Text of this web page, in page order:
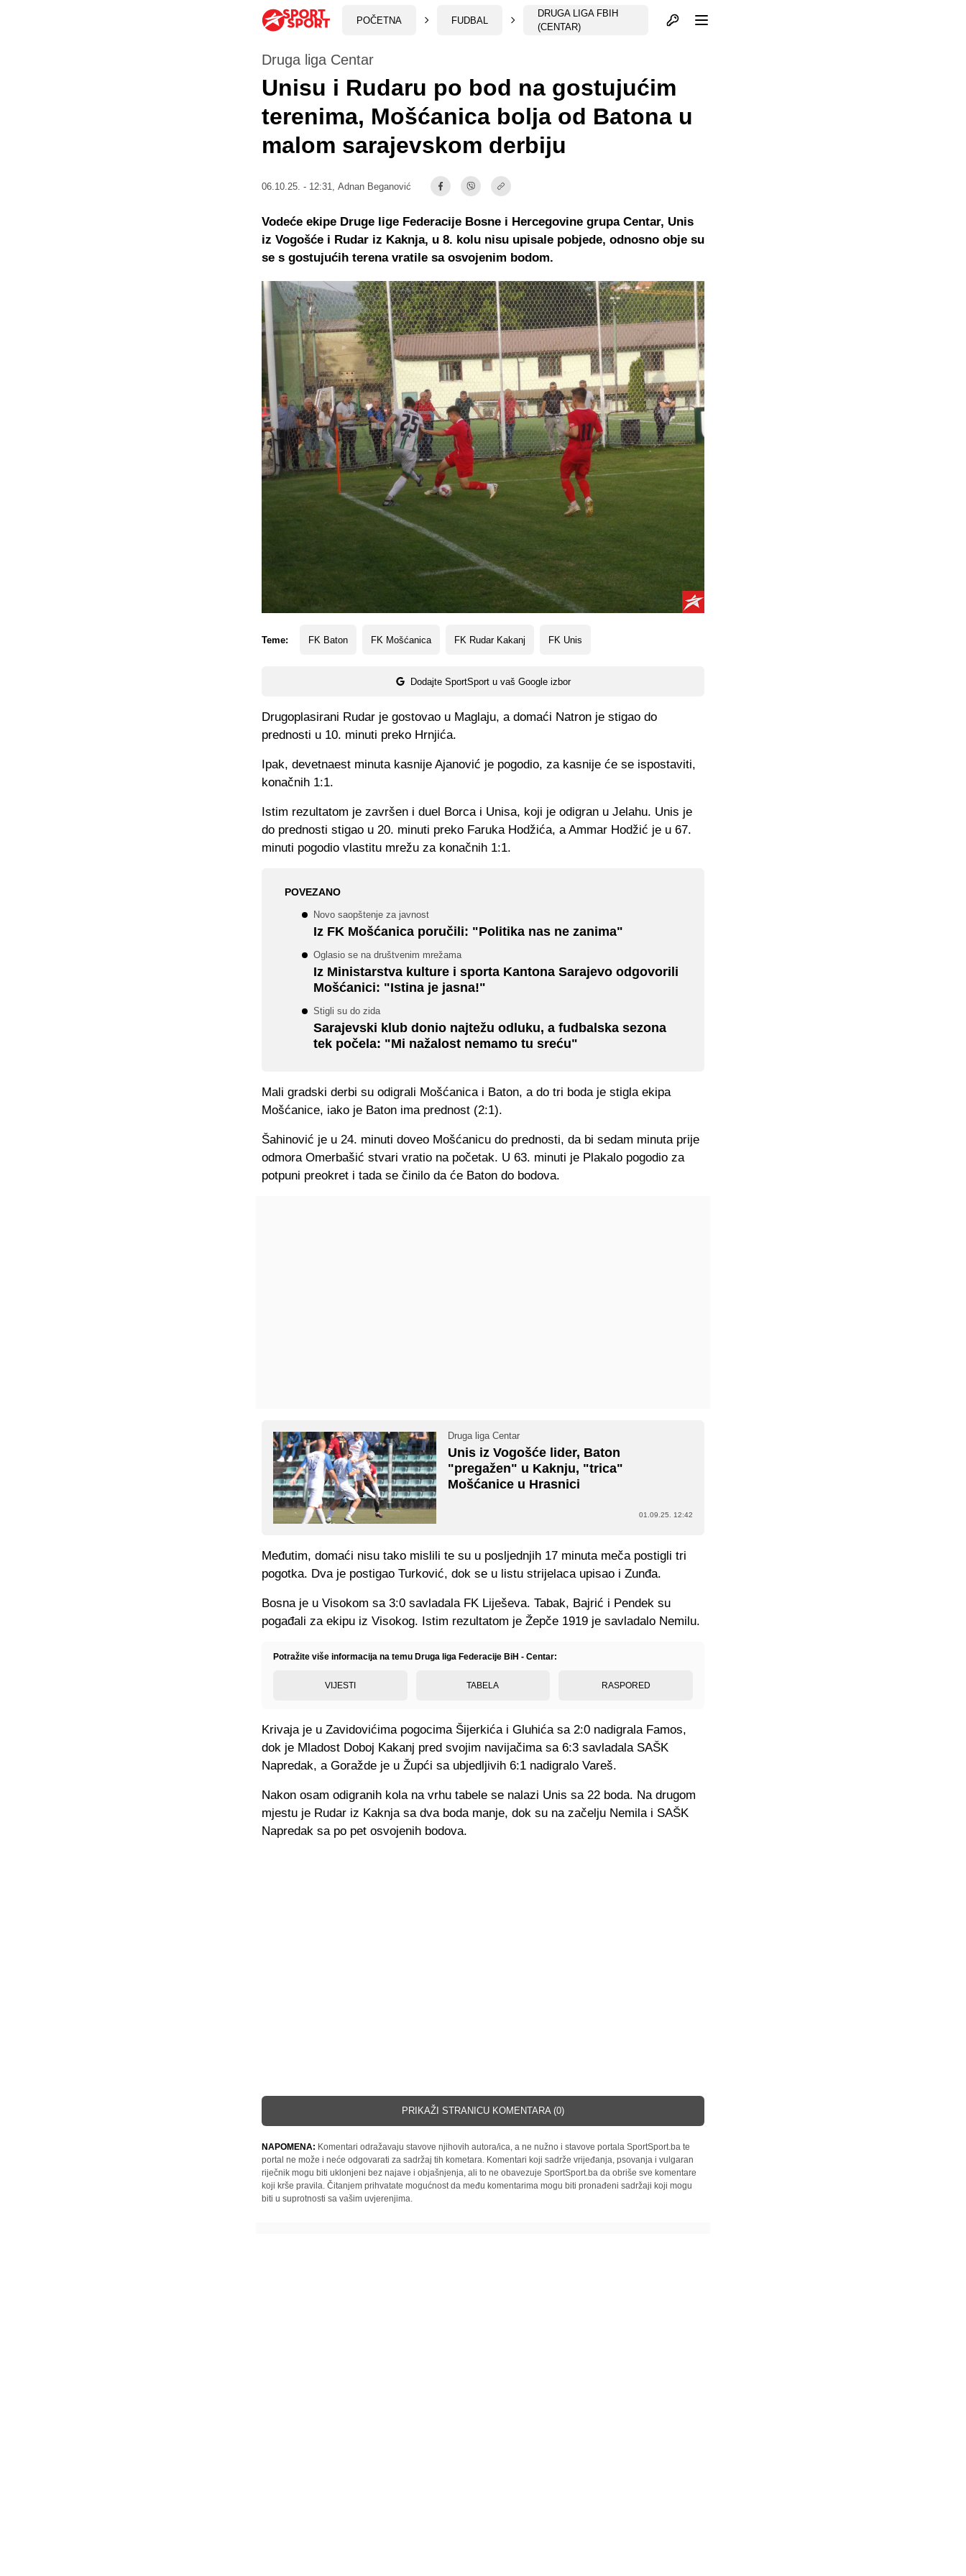
POČETNA FUDBAL
DRUGA LIGA FBIH
(CENTAR)
Otvori profil
Druga liga Centar
Unisu i Rudaru po bod na gostujućim
terenima, Mošćanica bolja od Batona u
malom sarajevskom derbiju
06.10.25. - 12:31, Adnan Beganović
Teme: FK Baton FK Mošćanica FK Rudar Kakanj FK Unis
Dodajte SportSport u vaš Google izbor
Vodeće ekipe Druge lige Federacije Bosne i Hercegovine grupa Centar, Unis
iz Vogošće i Rudar iz Kaknja, u 8. kolu nisu upisale pobjede, odnosno obje su
se s gostujućih terena vratile sa osvojenim bodom.
Drugoplasirani Rudar je gostovao u Maglaju, a domaći Natron je stigao do
prednosti u 10. minuti preko Hrnjića.
Ipak, devetnaest minuta kasnije Ajanović je pogodio, za kasnije će se ispostaviti,
konačnih 1:1.
Istim rezultatom je završen i duel Borca i Unisa, koji je odigran u Jelahu. Unis je
do prednosti stigao u 20. minuti preko Faruka Hodžića, a Ammar Hodžić je u 67.
minuti pogodio vlastitu mrežu za konačnih 1:1.
POVEZANO
Novo saopštenje za javnost
Iz FK Mošćanica poručili: "Politika nas ne zanima"
Oglasio se na društvenim mrežama
Iz Ministarstva kulture i sporta Kantona Sarajevo odgovorili
Mošćanici: "Istina je jasna!"
Stigli su do zida
Sarajevski klub donio najtežu odluku, a fudbalska sezona
tek počela: "Mi nažalost nemamo tu sreću"
Mali gradski derbi su odigrali Mošćanica i Baton, a do tri boda je stigla ekipa
Mošćanice, iako je Baton ima prednost (2:1).
Šahinović je u 24. minuti doveo Mošćanicu do prednosti, da bi sedam minuta prije
odmora Omerbašić stvari vratio na početak. U 63. minuti je Plakalo pogodio za
potpuni preokret i tada se činilo da će Baton do bodova.
Druga liga Centar
Unis iz Vogošće lider, Baton
"pregažen" u Kaknju, "trica"
Mošćanice u Hrasnici
01.09.25. 12:42
Međutim, domaći nisu tako mislili te su u posljednjih 17 minuta meča postigli tri
pogotka. Dva je postigao Turković, dok se u listu strijelaca upisao i Zunđa.
Bosna je u Visokom sa 3:0 savladala FK Liješeva. Tabak, Bajrić i Pendek su
pogađali za ekipu iz Visokog. Istim rezultatom je Žepče 1919 je savladalo Nemilu.
Potražite više informacija na temu Druga liga Federacije BiH - Centar:
VIJESTI TABELA RASPORED
Krivaja je u Zavidovićima pogocima Šijerkića i Gluhića sa 2:0 nadigrala Famos,
dok je Mladost Doboj Kakanj pred svojim navijačima sa 6:3 savladala SAŠK
Napredak, a Goražde je u Župći sa ubjedljivih 6:1 nadigralo Vareš.
Nakon osam odigranih kola na vrhu tabele se nalazi Unis sa 22 boda. Na drugom
mjestu je Rudar iz Kaknja sa dva boda manje, dok su na začelju Nemila i SAŠK
Napredak sa po pet osvojenih bodova.
PRIKAŽI STRANICU KOMENTARA (0)
NAPOMENA: Komentari odražavaju stavove njihovih autora/ica, a ne nužno i stavove portala SportSport.ba te
portal ne može i neće odgovarati za sadržaj tih kometara. Komentari koji sadrže vrijeđanja, psovanja i vulgaran
riječnik mogu biti uklonjeni bez najave i objašnjenja, ali to ne obavezuje SportSport.ba da obriše sve komentare
koji krše pravila. Čitanjem prihvatate mogućnost da među komentarima mogu biti pronađeni sadržaji koji mogu
biti u suprotnosti sa vašim uvjerenjima.